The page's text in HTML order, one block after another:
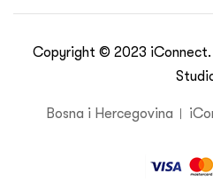
Copyright © 2023 iConnect
Bosna i Hercegovina